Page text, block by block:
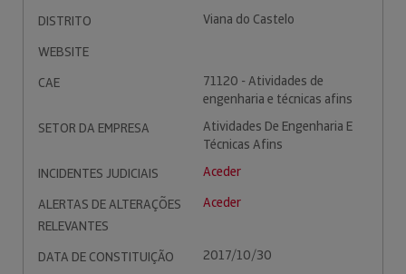
DISTRITO
Viana do Castelo
WEBSITE
CAE
71120 - Atividades de
engenharia e técnicas afins
SETOR DA EMPRESA
Atividades De Engenharia E
Técnicas Afins
INCIDENTES JUDICIAIS
Aceder
ALERTAS DE ALTERAÇÕES
RELEVANTES
Aceder
DATA DE CONSTITUIÇÃO 2017/10/30